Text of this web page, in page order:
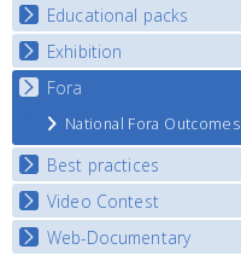
Objectives
Deliverables
Partners
Educational packs
E-learning course round I
E-learning course round II
E-learning course round III
E-learning course round IV
Exhibition
National Exhibitions
Exhibition Journey Map
Fora
National Fora Outcomes
Best practices
Best Practice Guide
Map Overview
Video Contest
National Video Contests
Web-Documentary